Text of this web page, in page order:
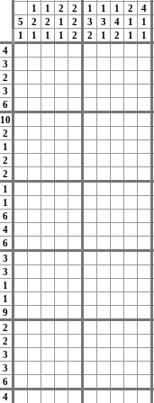
1
1 2 2 1 1 1 2 4
5
2 2 1 2 3 3 4 1 1
1
1 1 1 2 2 1 2 1 1
4
3
2
3
6
10
2
1
2
2
1
1
6
4
6
3
3
1
1
9
2
2
3
3
6
4